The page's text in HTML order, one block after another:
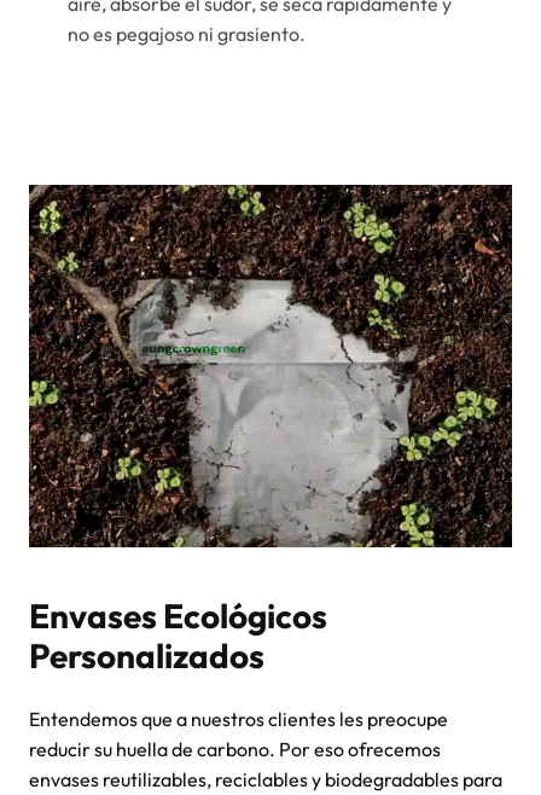
no es pegajoso ni grasiento.
Envases Ecológicos
Personalizados
Entendemos que a nuestros clientes les preocupe
reducir su huella de carbono. Por eso ofrecemos
envases reutilizables, reciclables y biodegradables para